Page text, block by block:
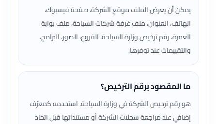
يمكن أن يعرض الملف موقع الشركة، صفحة فيسبوك،
الهاتف، العنوان، ملف غرفة شركات السياحة، ملف بوابة
العمرة، رقم ترخيص وزارة السياحة، الفروع، الصور، البرامج،
والتقييمات عند توفرها.
ما المقصود برقم الترخيص؟
هو رقم ترخيص الشركة في وزارة السياحة. استخدمه كمعرّف
إضافي عند مراجعة سجلات الشركة أو مستنداتها قبل اتخاذ